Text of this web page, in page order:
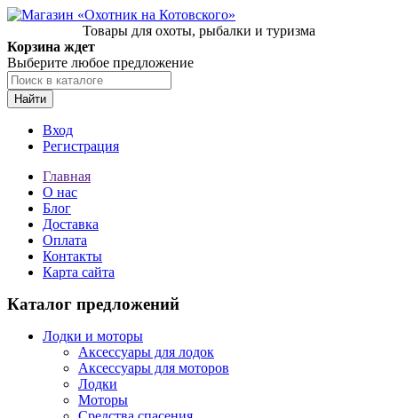
Товары для охоты, рыбалки и туризма
Корзина ждет
Выберите любое предложение
Найти
Вход
Регистрация
Главная
О нас
Блог
Доставка
Оплата
Контакты
Карта сайта
Каталог предложений
Лодки и моторы
Аксессуары для лодок
Аксессуары для моторов
Лодки
Моторы